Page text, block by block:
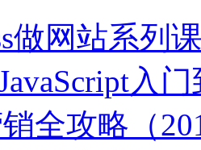
做网站系列
入
全攻略（